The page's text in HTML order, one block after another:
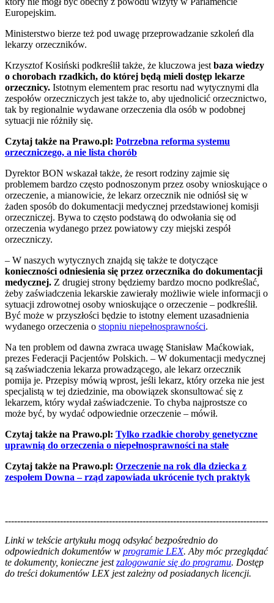
Europejskim.
Ministerstwo bierze też pod uwagę przeprowadzanie szkoleń dla
lekarzy orzeczników.
Krzysztof Kosiński podkreślił także, że kluczowa jestbaza wiedzy
o chorobach rzadkich, do której będą mieli dostęp lekarze
orzecznicy. Istotnym elementem prac resortu nad wytycznymi dla
zespołów orzeczniczych jest także to, aby ujednolicić orzecznictwo,
tak by regionalnie wydawane orzeczenia dla osób w podobnej
sytuacji nie różniły się.
Czytaj także na Prawo.pl: Potrzebna reforma systemu
orzeczniczego, a nie lista chorób
Dyrektor BON wskazał także, że resort rodziny zajmie się
problemem bardzo często podnoszonym przez osoby wnioskujące o
orzeczenie, a mianowicie, że lekarz orzecznik nie odniósł się w
żaden sposób do dokumentacji medycznej przedstawionej komisji
orzeczniczej. Bywa to często podstawą do odwołania się od
orzeczenia wydanego przez powiatowy czy miejski zespół
orzeczniczy.
– W naszych wytycznych znajdą się także te dotyczące
konieczności odniesienia się przez orzecznika do dokumentacji
medycznej. Z drugiej strony będziemy bardzo mocno podkreślać,
żeby zaświadczenia lekarskie zawierały możliwie wiele informacji o
sytuacji zdrowotnej osoby wnioskujące o orzeczenie – podkreślił.
Być może w przyszłości będzie to istotny element uzasadnienia
wydanego orzeczenia o stopniu niepełnosprawności.
Na ten problem od dawna zwraca uwagę Stanisław Maćkowiak,
prezes Federacji Pacjentów Polskich. – W dokumentacji medycznej
są zaświadczenia lekarza prowadzącego, ale lekarz orzecznik
pomija je. Przepisy mówią wprost, jeśli lekarz, który orzeka nie jest
specjalistą w tej dziedzinie, ma obowiązek skonsultować się z
lekarzem, który wydał zaświadczenie. To chyba najprostsze co
może być, by wydać odpowiednie orzeczenie – mówił.
Czytaj także na Prawo.pl: Tylko rzadkie choroby genetyczne
uprawnią do orzeczenia o niepełnosprawności na stałe
Czytaj także na Prawo.pl: Orzeczenie na rok dla dziecka z
zespołem Downa – rząd zapowiada ukrócenie tych praktyk
--------------------------------------------------------------------------------------
Linki w tekście artykułu mogą odsyłać bezpośrednio do
odpowiednich dokumentów w programie LEX. Aby móc przeglądać
te dokumenty, konieczne jestzalogowanie się do programu. Dostęp
do treści dokumentów LEX jest zależny od posiadanych licencji.